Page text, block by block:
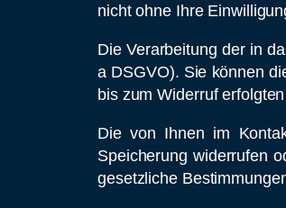
nicht ohne Ihre
Die Verarbeitung der in
a DSGVO). Sie können
bis zum Widerruf
Die von Ihnen im
Speicherung widerrufen
gesetzliche